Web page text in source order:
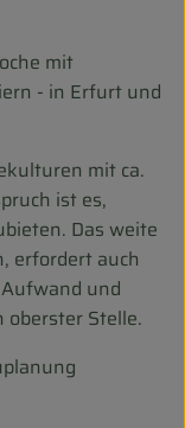
mit
- in Erfurt und
mit ca.
ist es,
Das weite
erfordert auch
und
oberster Stelle.